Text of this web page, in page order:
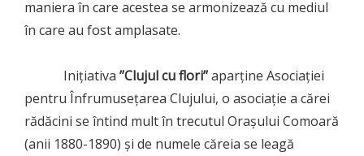
maniera în care acestea se armonizează cu mediul
în care au fost amplasate.
Inițiativa ’’Clujul cu flori’’aparține Asociației
pentru Înfrumusețarea Clujului, o asociație a cărei
rădăcini se întind mult în trecutul Orașului Comoară
(anii 1880-1890) și de numele căreia se leagă